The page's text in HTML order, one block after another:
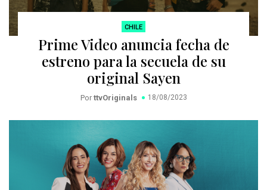
CHILE
Prime Video anuncia fecha de
estreno para la secuela de su
original Sayen
Por ttvOriginals 18/08/2023